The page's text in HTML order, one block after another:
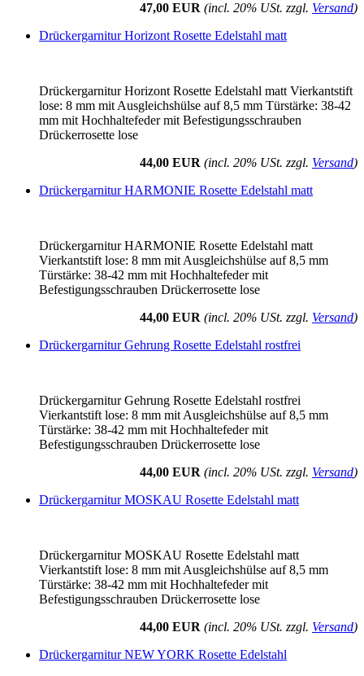
47,00 EUR (incl. 20% USt. zzgl. Versand)
Drückergarnitur Horizont Rosette Edelstahl matt
Drückergarnitur Horizont Rosette Edelstahl matt Vierkantstift
lose: 8 mm mit Ausgleichshülse auf 8,5 mm Türstärke: 38-42
mm mit Hochhaltefeder mit Befestigungsschrauben
Drückerrosette lose
44,00 EUR (incl. 20% USt. zzgl. Versand)
Drückergarnitur HARMONIE Rosette Edelstahl matt
Drückergarnitur HARMONIE Rosette Edelstahl matt
Vierkantstift lose: 8 mm mit Ausgleichshülse auf 8,5 mm
Türstärke: 38-42 mm mit Hochhaltefeder mit
Befestigungsschrauben Drückerrosette lose
44,00 EUR (incl. 20% USt. zzgl. Versand)
Drückergarnitur Gehrung Rosette Edelstahl rostfrei
Drückergarnitur Gehrung Rosette Edelstahl rostfrei
Vierkantstift lose: 8 mm mit Ausgleichshülse auf 8,5 mm
Türstärke: 38-42 mm mit Hochhaltefeder mit
Befestigungsschrauben Drückerrosette lose
44,00 EUR (incl. 20% USt. zzgl. Versand)
Drückergarnitur MOSKAU Rosette Edelstahl matt
Drückergarnitur MOSKAU Rosette Edelstahl matt
Vierkantstift lose: 8 mm mit Ausgleichshülse auf 8,5 mm
Türstärke: 38-42 mm mit Hochhaltefeder mit
Befestigungsschrauben Drückerrosette lose
44,00 EUR (incl. 20% USt. zzgl. Versand)
Drückergarnitur NEW YORK Rosette Edelstahl